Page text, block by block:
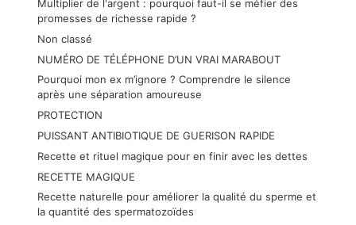
Multiplier de l'argent : pourquoi faut-il se méfier des
promesses de richesse rapide ?
Non classé
NUMÉRO DE TÉLÉPHONE D’UN VRAI MARABOUT
Pourquoi mon ex m’ignore ? Comprendre le silence
après une séparation amoureuse
PROTECTION
PUISSANT ANTIBIOTIQUE DE GUERISON RAPIDE
Recette et rituel magique pour en finir avec les dettes
RECETTE MAGIQUE
Recette naturelle pour améliorer la qualité du sperme et
la quantité des spermatozoïdes